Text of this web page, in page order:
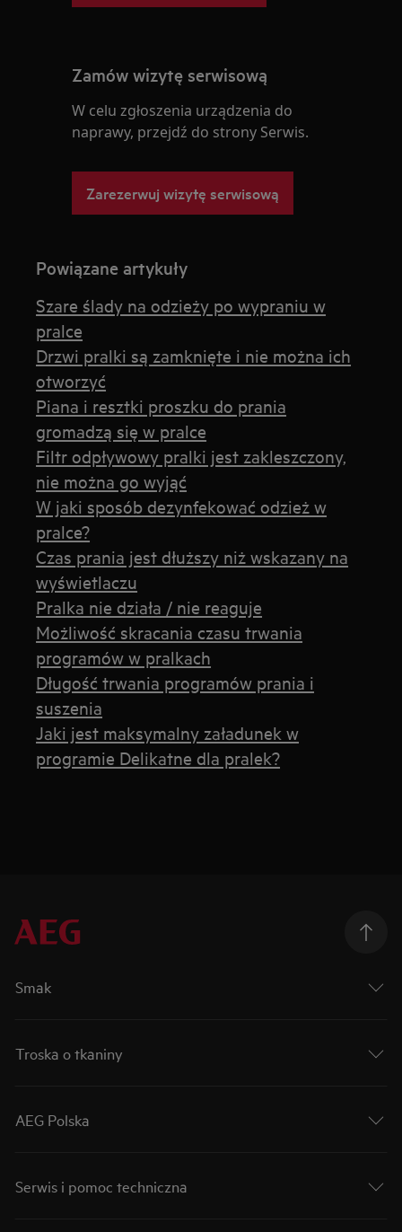
Zamów wizytę serwisową
W celu zgłoszenia urządzenia do
naprawy, przejdź do strony Serwis.
Zarezerwuj wizytę serwisową
Powiązane artykuły
Szare ślady na odzieży po wypraniu w
pralce
Drzwi pralki są zamknięte i nie można ich
otworzyć
Piana i resztki proszku do prania
gromadzą się w pralce
Filtr odpływowy pralki jest zakleszczony,
nie można go wyjąć
W jaki sposób dezynfekować odzież w
pralce?
Czas prania jest dłuższy niż wskazany na
wyświetlaczu
Pralka nie działa / nie reaguje
Możliwość skracania czasu trwania
programów w pralkach
Długość trwania programów prania i
suszenia
Jaki jest maksymalny załadunek w
programie Delikatne dla pralek?
Smak
Troska o tkaniny
AEG Polska
Serwis i pomoc techniczna